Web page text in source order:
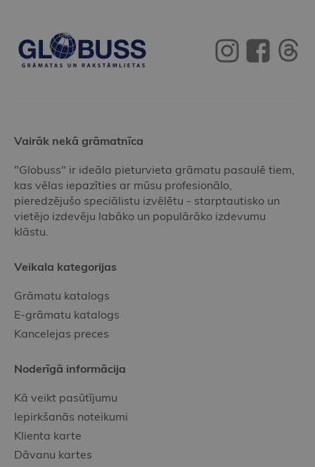
Vairāk nekā grāmatnīca
"Globuss" ir ideāla pieturvieta grāmatu pasaulē tiem,
kas vēlas iepazīties ar mūsu profesionālo,
pieredzējušo speciālistu izvēlētu - starptautisko un
vietējo izdevēju labāko un populārāko izdevumu
klāstu.
Veikala kategorijas
Grāmatu katalogs
E-grāmatu katalogs
Kancelejas preces
Noderīgā informācija
Kā veikt pasūtījumu
Iepirkšanās noteikumi
Klienta karte
Dāvanu kartes